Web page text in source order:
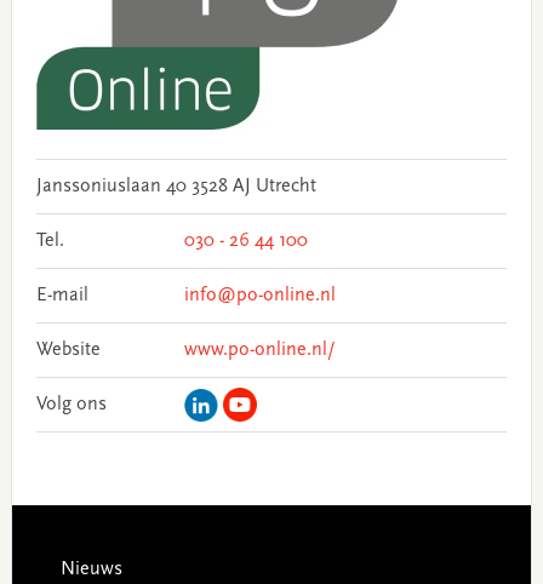
Janssoniuslaan 40 3528 AJ Utrecht
Tel. 030 - 26 44 100
E-mail info@po-online.nl
Website www.po-online.nl/
Volg ons
Footer
Nieuws